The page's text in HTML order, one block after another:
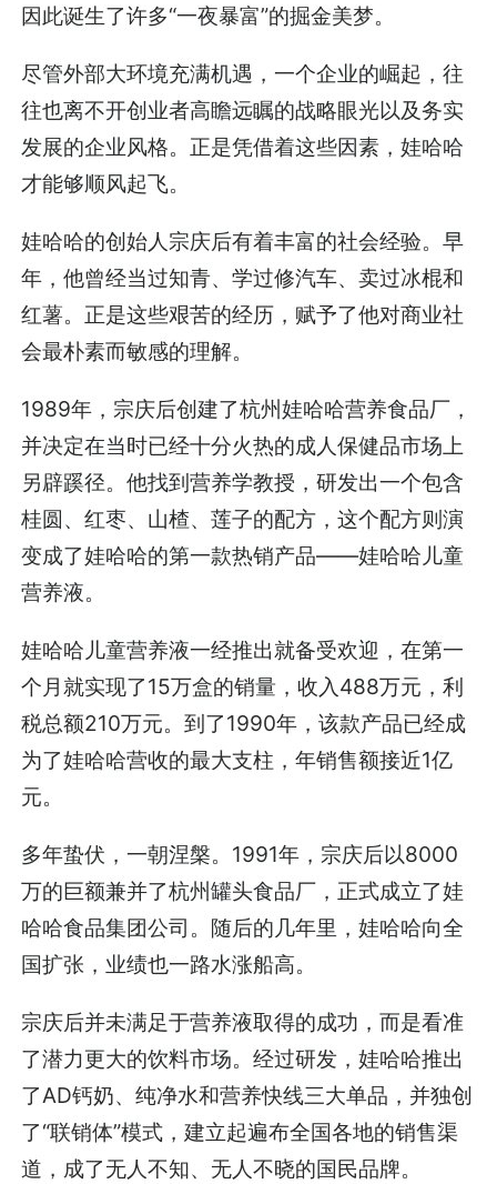
因此诞生了许多“一夜暴富”的掘金美梦。
尽管外部大环境充满机遇，一个企业的崛起，往
往也离不开创业者高瞻远瞩的战略眼光以及务实
发展的企业风格。正是凭借着这些因素，娃哈哈
才能够顺风起飞。
娃哈哈的创始人宗庆后有着丰富的社会经验。早
年，他曾经当过知青、学过修汽车、卖过冰棍和
红薯。正是这些艰苦的经历，赋予了他对商业社
会最朴素而敏感的理解。
1989年，宗庆后创建了杭州娃哈哈营养食品厂，
并决定在当时已经十分火热的成人保健品市场上
另辟蹊径。他找到营养学教授，研发出一个包含
桂圆、红枣、山楂、莲子的配方，这个配方则演
变成了娃哈哈的第一款热销产品——娃哈哈儿童
营养液。
娃哈哈儿童营养液一经推出就备受欢迎，在第一
个月就实现了15万盒的销量，收入488万元，利
税总额210万元。到了1990年，该款产品已经成
为了娃哈哈营收的最大支柱，年销售额接近1亿
元。
多年蛰伏，一朝涅槃。1991年，宗庆后以8000
万的巨额兼并了杭州罐头食品厂，正式成立了娃
哈哈食品集团公司。随后的几年里，娃哈哈向全
国扩张，业绩也一路水涨船高。
宗庆后并未满足于营养液取得的成功，而是看准
了潜力更大的饮料市场。经过研发，娃哈哈推出
了AD钙奶、纯净水和营养快线三大单品，并独创
了“联销体”模式，建立起遍布全国各地的销售渠
道，成了无人不知、无人不晓的国民品牌。